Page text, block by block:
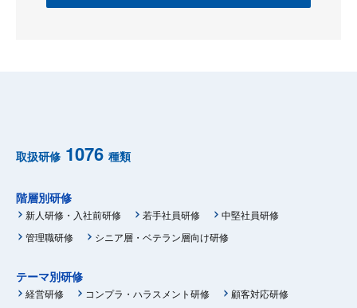
取扱研修 1076 種類
階層別研修
新人研修・入社前研修 若手社員研修
中堅社員研修
管理職研修
シニア層・ベテラン層向け研修
テーマ別研修
経営研修 コンプラ・ハラスメント研修
顧客対応研修